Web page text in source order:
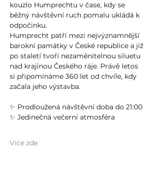
kouzlo Humprechtu v čase, kdy se
běžný návštěvní ruch pomalu ukládá k
odpočinku.
Humprecht patří mezi nejvýznamnější
barokní památky v České republice a již
po staletí tvoří nezaměnitelnou siluetu
nad krajinou Českého ráje. Právě letos
si připomínáme 360 let od chvíle, kdy
začala jeho výstavba.
✨ Prodloužená návštěvní doba do 21:00
✨ Jedinečná večerní atmosféra
Více zde